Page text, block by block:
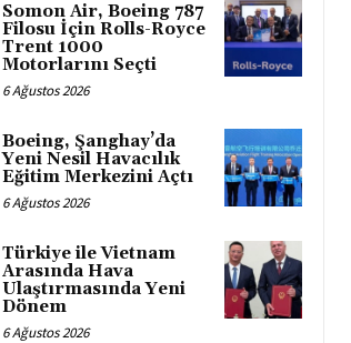
Somon Air, Boeing 787
Filosu İçin Rolls-Royce
Trent 1000
Motorlarını Seçti
6 Ağustos 2026
Boeing, Şanghay’da
Yeni Nesil Havacılık
Eğitim Merkezini Açtı
6 Ağustos 2026
Türkiye ile Vietnam
Arasında Hava
Ulaştırmasında Yeni
Dönem
6 Ağustos 2026